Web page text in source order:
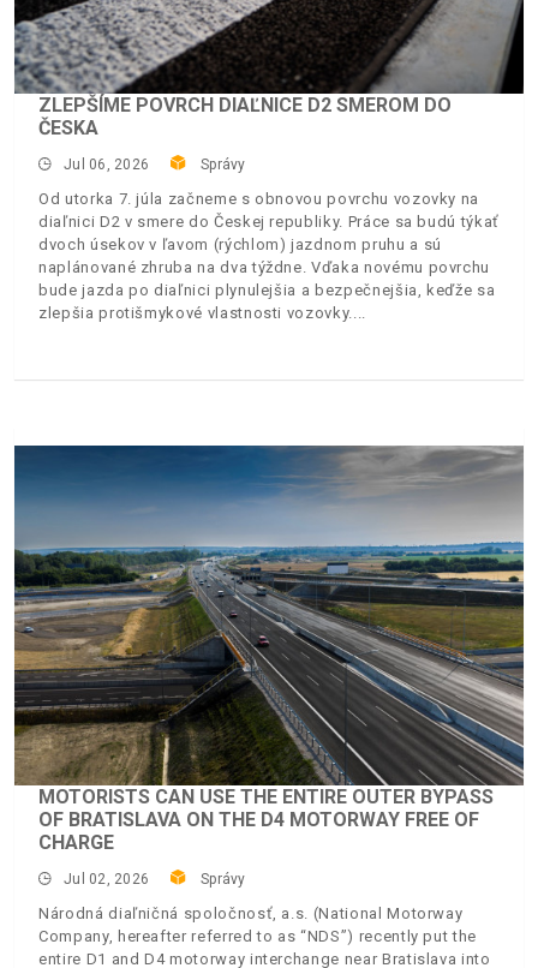
ZLEPŠÍME POVRCH DIAĽNICE D2 SMEROM DO
ČESKA
Jul 06, 2026 Správy
Od utorka 7. júla začneme s obnovou povrchu vozovky na
diaľnici D2 v smere do Českej republiky. Práce sa budú týkať
dvoch úsekov v ľavom (rýchlom) jazdnom pruhu a sú
naplánované zhruba na dva týždne. Vďaka novému povrchu
bude jazda po diaľnici plynulejšia a bezpečnejšia, keďže sa
zlepšia protišmykové vlastnosti vozovky.
MOTORISTS CAN USE THE ENTIRE OUTER BYPASS
OF BRATISLAVA ON THE D4 MOTORWAY FREE OF
CHARGE
Jul 02, 2026 Správy
Národná diaľničná spoločnosť, a.s. (National Motorway
Company, hereafter referred to as “NDS”) recently put the
entire D1 and D4 motorway interchange near Bratislava into